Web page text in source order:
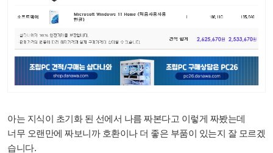
아는 지식이 초기화 된 선에서 나름 짜본다고 이렇게 짜봤는데
너무 오랜만에 짜보니까 호환이나 더 좋은 부품이 있는지 잘 모르겠
습니다.